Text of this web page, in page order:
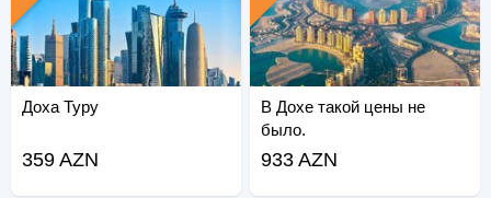
Доха Туру
359 AZN
В Дохе такой цены не
было.
933 AZN